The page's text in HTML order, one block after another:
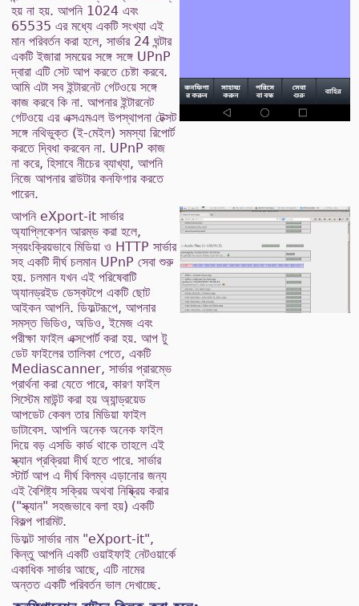
হয় না হয়. আপনি 1024 এবং
65535 এর মধ্যে একটি সংখ্যা এই
মান পরিবর্তন করা হলে, সার্ভার 24 ঘন্টার
একটি ইজারা সময়ের সঙ্গে সঙ্গে UPnP
দ্বারা এটি সেট আপ করতে চেষ্টা করবে.
আমি এটা সব ইন্টারনেট গেটওয়ে সঙ্গে
কাজ করবে কি না. আপনার ইন্টারনেট
গেটওয়ে এর এক্সএমএল উপস্থাপনা টেক্সট
সঙ্গে নথিভুক্ত (ই-মেইল) সমস্যা রিপোর্ট
করতে দ্বিধা করবেন না. UPnP কাজ
না করে, হিসাবে নীচের ব্যাখ্যা, আপনি
নিজে আপনার রাউটার কনফিগার করতে
পারেন.
আপনি eXport-it সার্ভার
অ্যাপ্লিকেশন আরম্ভ করা হলে,
স্বয়ংক্রিয়ভাবে মিডিয়া ও HTTP সার্ভার
সহ একটি দীর্ঘ চলমান UPnP সেবা শুরু
হয়. চলমান যখন এই পরিষেবাটি
অ্যানড্রইড ডেস্কটপে একটি ছোট
আইকন আপনি. ডিফল্টরূপে, আপনার
সমস্ত ভিডিও, অডিও, ইমেজ এবং
পরীক্ষা ফাইল এক্সপোর্ট করা হয়. আপ টু
ডেট ফাইলের তালিকা পেতে, একটি
Mediascanner, সার্ভার প্রারম্ভে
প্রার্থনা করা যেতে পারে, কারণ ফাইল
সিস্টেম মাউন্ট করা হয় অ্যান্ড্রয়েড
আপডেট কেবল তার মিডিয়া ফাইল
ডাটাবেস. আপনি অনেক অনেক ফাইল
দিয়ে বড় এসডি কার্ড থাকে তাহলে এই
স্ক্যান প্রক্রিয়া দীর্ঘ হতে পারে. সার্ভার
স্টার্ট আপ এ দীর্ঘ বিলম্ব এড়ানোর জন্য
এই বৈশিষ্ট্য সক্রিয় অথবা নিষ্ক্রিয় করার
("স্ক্যান" সহজভাবে বলা হয়) একটি
বিকল্প পারমিট.
ডিফল্ট সার্ভার নাম "eXport-it",
কিন্তু আপনি একটি ওয়াইফাই নেটওয়ার্কে
একাধিক সার্ভার আছে, এটি নামের
অন্তত একটি পরিবর্তন ভাল দেখাচ্ছে.